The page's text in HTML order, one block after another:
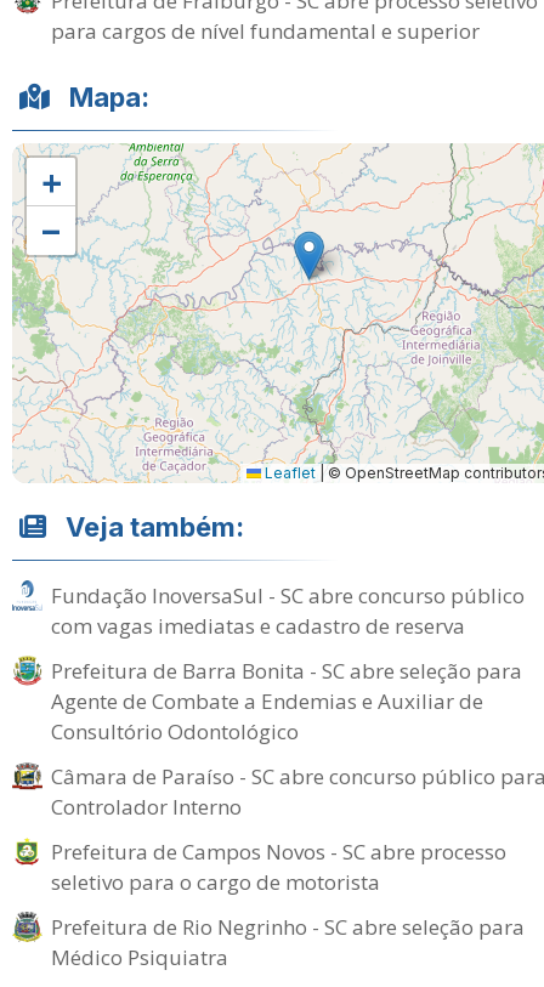
para cargos de nível fundamental e superior
Mapa:
+
−
Leaflet © OpenStreetMap
Veja também:
Fundação InoversaSul - SC abre concurso público
com vagas imediatas e cadastro de reserva
Prefeitura de Barra Bonita - SC abre seleção para
Agente de Combate a Endemias e Auxiliar de
Consultório Odontológico
Câmara de Paraíso - SC abre concurso público
Controlador Interno
Prefeitura de Campos Novos - SC abre processo
seletivo para o cargo de motorista
Prefeitura de Rio Negrinho - SC abre seleção para
Médico Psiquiatra